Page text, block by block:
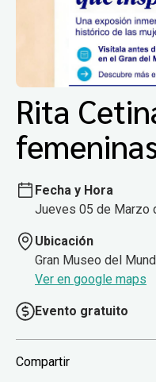
Rita
Fecha y Hora
Jueves 05 de Marzo
Ubicación
Gran Museo del
Ver en google maps
Evento gratuito
Compartir